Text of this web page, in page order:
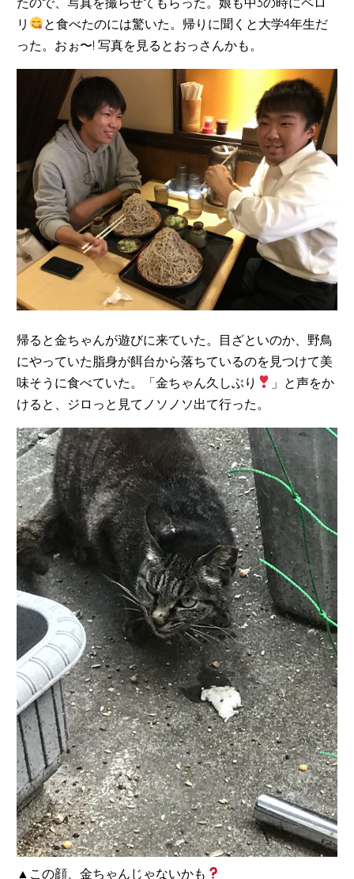
リ
と食べたのには驚いた。帰りに聞くと大学4年生だ
った。おぉ〜! 写真を見るとおっさんかも。
帰ると金ちゃんが遊びに来ていた。目ざといのか、野鳥
にやっていた脂身が餌台から落ちているのを見つけて美
味そうに食べていた。「金ちゃん久しぶり
」と声をか
けると、ジロっと見てノソノソ出て行った。
▲この顔、金ちゃんじゃないかも